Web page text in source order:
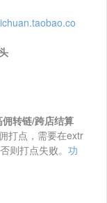
佣转链/跨店结算
打点，需要在extr
则打点失败。 功